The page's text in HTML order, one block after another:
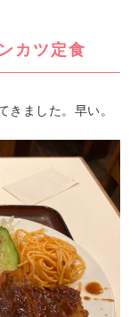
カツ定食
きました。早い。